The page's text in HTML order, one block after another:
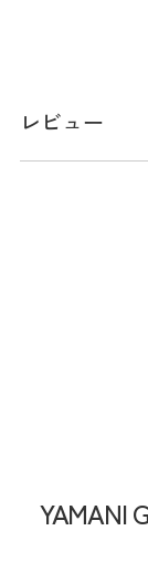
スペック
レビュー
YAMANI